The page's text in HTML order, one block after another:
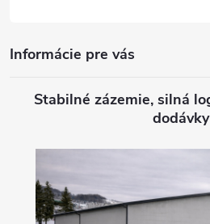
Informácie pre vás
Stabilné zázemie, silná
dodávky